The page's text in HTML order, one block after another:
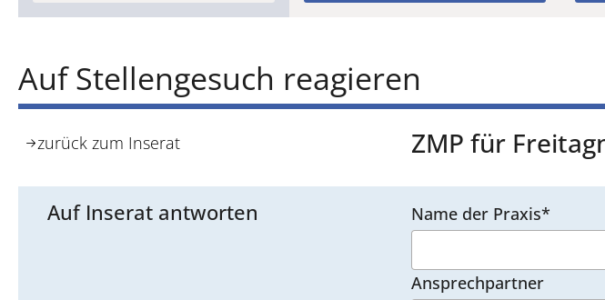
Auf Stellengesuch reagieren
zurück zum Inserat ZMP für
Auf Inserat antworten Name der Praxis*
Ansprechpartner